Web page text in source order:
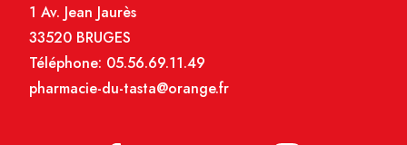
1 Av. Jean Jaurès
33520 BRUGES
Téléphone: 05.56.69.11.49
pharmacie-du-tasta@orange.fr